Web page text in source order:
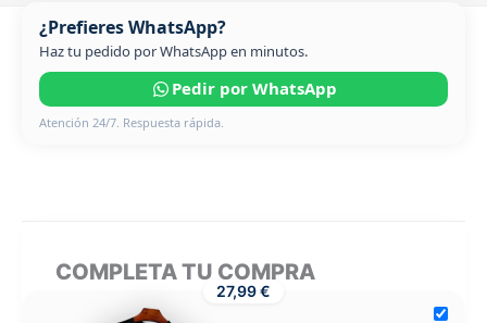
¿Prefieres WhatsApp?
Haz tu pedido por WhatsApp en minutos.
Pedir por WhatsApp
Atención 24/7. Respuesta rápida.
COMPLETA TU COMPRA
27,99 €